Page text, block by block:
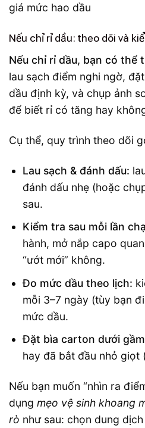
Nếu chỉ rỉ dầu: theo dõi và
Nếu chỉ rỉ dầu, bạn có thể
lau sạch điểm nghi ngờ,
dầu định kỳ, và chụp ảnh
để biết rỉ có tăng hay
Cụ thể, quy trình theo dõi
Lau sạch & đánh dấu:
đánh dấu nhẹ (hoặc
sau.
Kiểm tra sau mỗi lần
hành, mở nắp capo
“ướt mới” không.
Đo mức dầu theo lịch:
mỗi 3–7 ngày (tùy bạn
mức dầu.
Đặt bìa carton dưới
hay đã bắt đầu nhỏ giọt
Nếu bạn muốn “nhìn ra
dụng mẹo vệ sinh khoang
rò như sau: chọn dung